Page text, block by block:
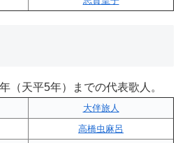
（天平5年）までの代表歌人。
大伴旅人
高橋虫麻呂